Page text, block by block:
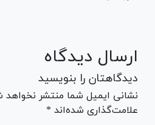
ارسال دیدگاه
دیدگاهتان را بنویسید
نشانی ایمیل شما منتشر
علامت‌گذاری شده‌اند *